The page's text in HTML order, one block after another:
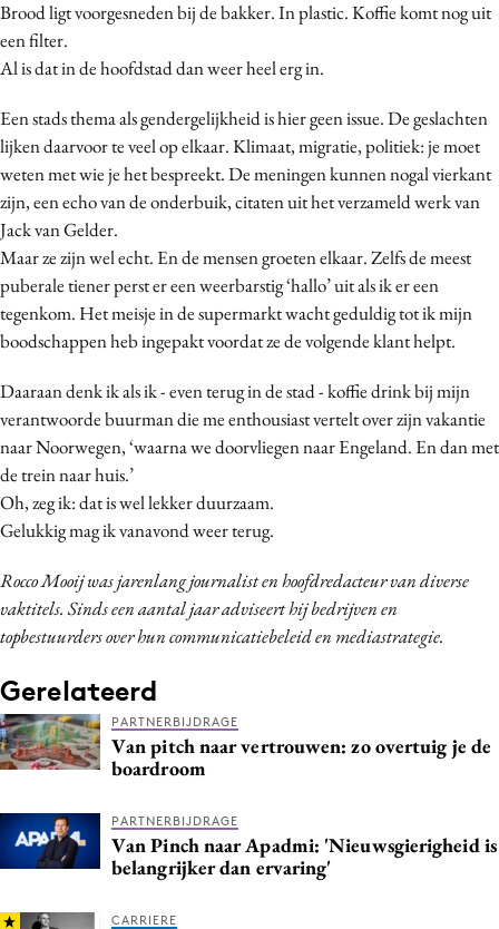
Brood ligt voorgesneden bij de bakker. In plastic. Koffie komt nog uit
een filter.
Al is dat in de hoofdstad dan weer heel erg in.
Een stads thema als gendergelijkheid is hier geen issue. De geslachten
lijken daarvoor te veel op elkaar. Klimaat, migratie, politiek: je moet
weten met wie je het bespreekt. De meningen kunnen nogal vierkant
zijn, een echo van de onderbuik, citaten uit het verzameld werk van
Jack van Gelder.
Maar ze zijn wel echt. En de mensen groeten elkaar. Zelfs de meest
puberale tiener perst er een weerbarstig ‘hallo’ uit als ik er een
tegenkom. Het meisje in de supermarkt wacht geduldig tot ik mijn
boodschappen heb ingepakt voordat ze de volgende klant helpt.
Daaraan denk ik als ik - even terug in de stad - koffie drink bij mijn
verantwoorde buurman die me enthousiast vertelt over zijn vakantie
naar Noorwegen, ‘waarna we doorvliegen naar Engeland. En dan met
de trein naar huis.’
Oh, zeg ik: dat is wel lekker duurzaam.
Gelukkig mag ik vanavond weer terug.
Rocco Mooij was jarenlang journalist en hoofdredacteur van diverse
vaktitels. Sinds een aantal jaar adviseert hij bedrijven en
topbestuurders over hun communicatiebeleid en mediastrategie.
Gerelateerd
PARTNERBIJDRAGE
Van pitch naar vertrouwen: zo overtuig je de
boardroom
PARTNERBIJDRAGE
Van Pinch naar Apadmi: 'Nieuwsgierigheid is
belangrijker dan ervaring'
CARRIERE